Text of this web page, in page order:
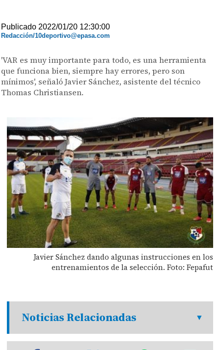
Publicado 2022/01/20 12:30:00
Redacción/10deportivo@epasa.com
'VAR es muy importante para todo, es una herramienta
que funciona bien, siempre hay errores, pero son
mínimos', señaló Javier Sánchez, asistente del técnico
Thomas Christiansen.
Javier Sánchez dando algunas instrucciones en los
entrenamientos de la selección. Foto: Fepafut
Noticias Relacionadas